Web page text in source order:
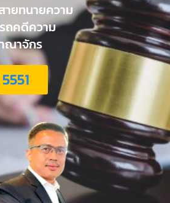
ยทนายความ
ถคดีความ
ณาจักร